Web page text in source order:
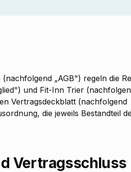
„AGB") regeln die
und Fit-Inn Trier
Vertragsdeckblatt (nachfolgend
die jeweils Bestandteil
Vertragsschluss